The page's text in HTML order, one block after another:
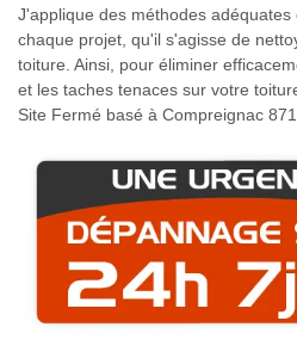
J'applique des méthodes
chaque projet, qu'il s'agisse de
toiture. Ainsi, pour éliminer
et les taches tenaces sur votre
Site Fermé basé à Compreignac